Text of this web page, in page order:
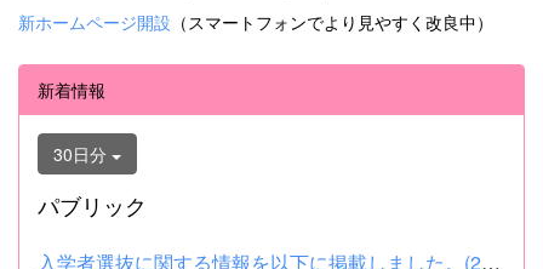
新ホームページ開設 （スマートフォンでより見やすく改良中）
新着情報
30日分
パブリック
入学者選抜に関する情報を以下に掲載しました。(2026.8.4) ■令和...